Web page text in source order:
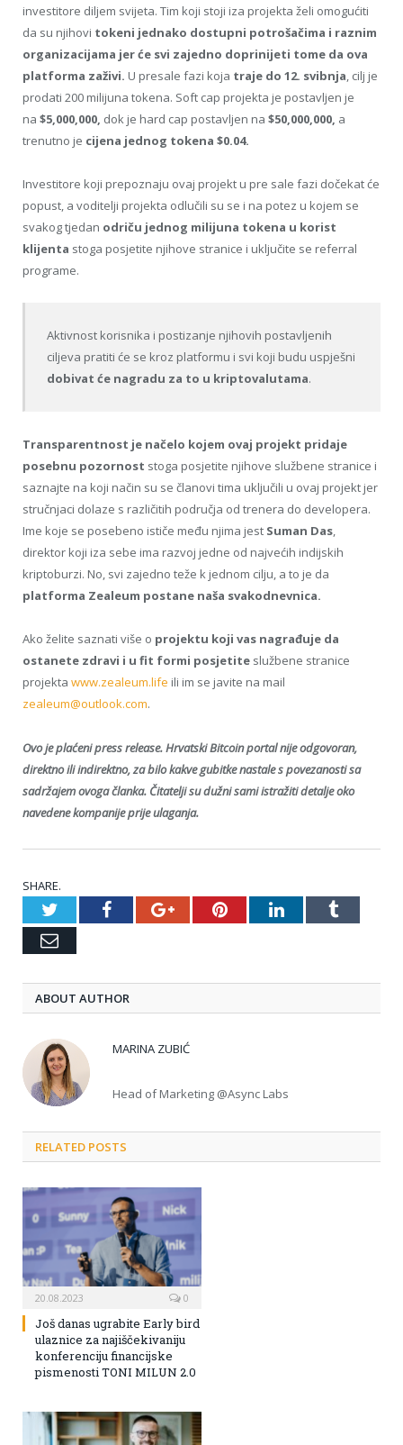
investitore diljem svijeta. Tim koji stoji iza projekta želi omogućiti
da su njihovi tokeni jednako dostupni potrošačima i raznim
organizacijama jer će svi zajedno doprinijeti tome da ova
platforma zaživi. U presale fazi koja traje do 12. svibnja , cilj je
prodati 200 milijuna tokena. Soft cap projekta je postavljen je
na $5,000,000, dok je hard cap postavljen na $50,000,000, a
trenutno je cijena jednog tokena $0.04.
Investitore koji prepoznaju ovaj projekt u pre sale fazi dočekat će
popust, a voditelji projekta odlučili su se i na potez u kojem se
svakog tjedan odriču jednog milijuna tokena u korist
klijenta stoga posjetite njihove stranice i uključite se referral
programe.
Aktivnost korisnika i postizanje njihovih postavljenih
ciljeva pratiti će se kroz platformu i svi koji budu uspješni
dobivat će nagradu za to u kriptovalutama.
Transparentnost je načelo kojem ovaj projekt pridaje
posebnu pozornost stoga posjetite njihove službene stranice i
saznajte na koji način su se članovi tima uključili u ovaj projekt jer
stručnjaci dolaze s različitih područja od trenera do developera.
Ime koje se posebeno ističe među njima jest Suman Das,
direktor koji iza sebe ima razvoj jedne od najvećih indijskih
kriptoburzi. No, svi zajedno teže k jednom cilju, a to je da
platforma Zealeum postane naša svakodnevnica.
Ako želite saznati više o projektu koji vas nagrađuje da
ostanete zdravi i u fit formi posjetite službene stranice
projekta www.zealeum.life ili im se javite na mail
zealeum@outlook.com.
Ovo je plaćeni press release. Hrvatski Bitcoin portal nije odgovoran,
direktno ili indirektno, za bilo kakve gubitke nastale s povezanosti sa
sadržajem ovoga članka. Čitatelji su dužni sami istražiti detalje oko
navedene kompanije prije ulaganja.
SHARE.
TwitterFacebookGoogle+PinterestLinkedInTumblr
Email
ABOUT AUTHOR
MARINA ZUBIĆ
Head of Marketing @Async Labs
RELATED POSTS
20.08.2023 0
Još danas ugrabite Early bird
ulaznice za najiščekivaniju
konferenciju financijske
pismenosti TONI MILUN 2.0